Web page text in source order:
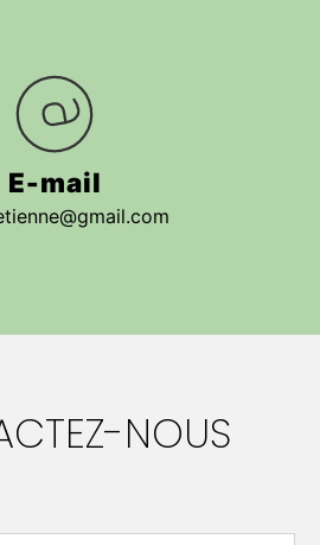
E-mail
NOUS